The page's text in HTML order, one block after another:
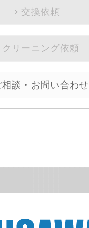
交換依頼
クリーニング依頼
相談・お問い合わせ